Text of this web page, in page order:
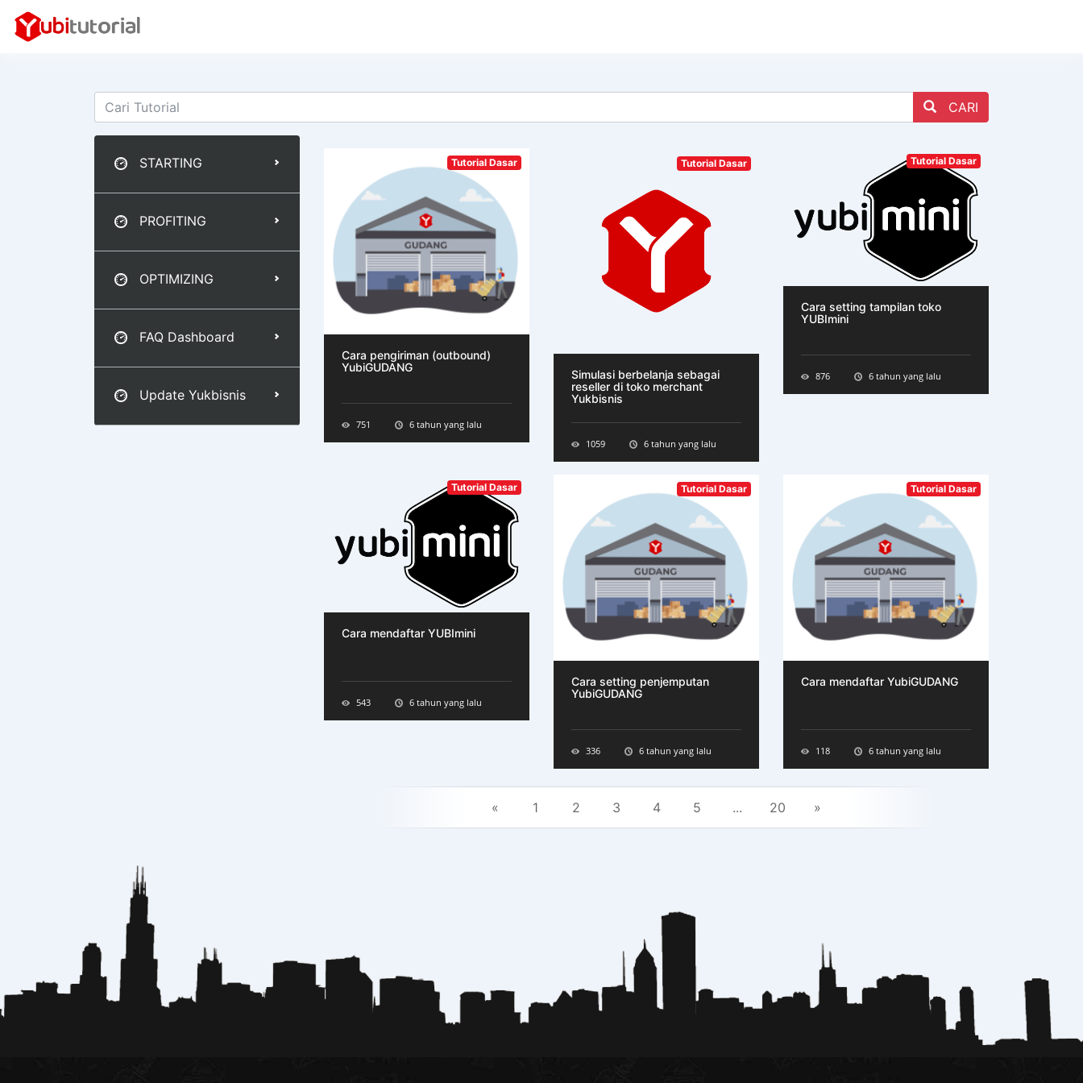
CARI
STARTING
PROFITING
OPTIMIZING
FAQ Dashboard
Update Yukbisnis
Tutorial Dasar
Cara pengiriman (outbound)
YubiGUDANG
751 6 tahun yang lalu
Tutorial Dasar
Simulasi berbelanja sebagai
reseller di toko merchant
Yukbisnis
1059 6 tahun yang lalu
Tutorial Dasar
Cara setting tampilan toko
YUBImini
876 6 tahun yang lalu
Tutorial Dasar
Cara mendaftar YUBImini
543 6 tahun yang lalu
Tutorial Dasar
Cara setting penjemputan
YubiGUDANG
336 6 tahun yang lalu
Tutorial Dasar
Cara mendaftar YubiGUDANG
118 6 tahun yang lalu
« 1 2 3 4 5 ... 20 »